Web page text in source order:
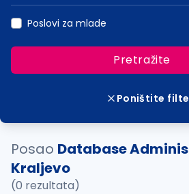
Poslovi za mlade
Pretražite
Poništite
Posao Database
Kraljevo
(0 rezultata)